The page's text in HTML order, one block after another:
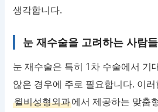
생각합니다.
눈 재수술을 고려하는 사람들
눈 재수술은 특히 1차 수술에서 기
않은 경우에 주로 필요합니다. 이러
윌비성형외과에서 제공하는 맞춤